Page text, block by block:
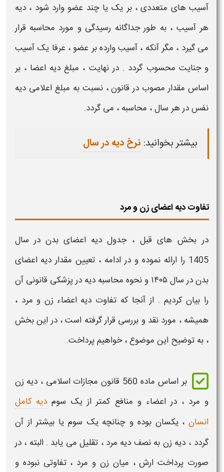
آسیب های متعددی ، بر یک یا چند عضو وارد شود ، دیه
هر آسیب ، به طور جداگانه رسیدگی و مورد محاسبه قرار
می گیرد ، مگر آنکه ، آسیب وارده بر عضو ، عرفا یک آسیب
و جنایت محسوب گردد . در نهایت ، مبلغ دیه اعضا ، بر
اساس مقدار مصوب در قانون ، نسبت به مبلغ اعلامی دیه
نفس در هر سال ، محاسبه ، می گردد.
بیشتر بخوانید: نرخ دیه در سال
تفاوت دیه اعضای زن و مرد
در بخش های قبل ،جدول دیه اعضای بدن در سال
1405 را ارائه نموده و در ادامه ، تعیین مقدار دیه اعضای
بدن در سال ۱۴۰۵​
و نحوه محاسبه دیه در پزشکی قانونی آن
را بیان کردیم . از آنجا که تفاوت دیه اعضاء زن و مرد ،
همیشه ، مورد نقد و بررسی قرار گرفته است ، در این بخش
، به توضیح این موضوع ، خواهیم پرداخت.
بر اساس ماده 560 قانون مجازات اسلامی ، دیه زن
و مرد ، در اعضاء و منافع کمتر از یک سوم دیه کامل
انسان ، یکسان بوده و چنانچه یک سوم یا بیشتر از آن
گردد ، دیه زن به نصف دیه مرد ، تقلیل می یابد . البته ، در
صورت پرداخت ارش ، میان زن و مرد ، تفاوتی نبوده و